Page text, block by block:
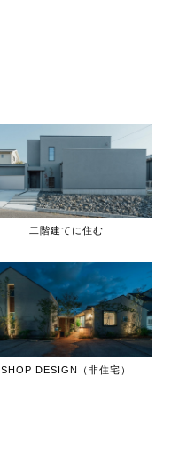
二階建てに住む
SHOP DESIGN（非住宅）